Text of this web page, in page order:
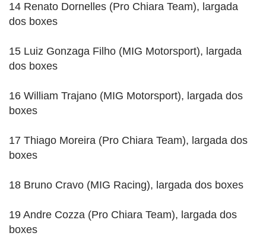
14 Renato Dornelles (Pro Chiara Team), largada
dos boxes
15 Luiz Gonzaga Filho (MIG Motorsport), largada
dos boxes
16 William Trajano (MIG Motorsport), largada dos
boxes
17 Thiago Moreira (Pro Chiara Team), largada dos
boxes
18 Bruno Cravo (MIG Racing), largada dos boxes
19 Andre Cozza (Pro Chiara Team), largada dos
boxes